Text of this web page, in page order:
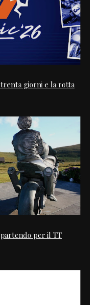
giorni e la rotta
per il TT